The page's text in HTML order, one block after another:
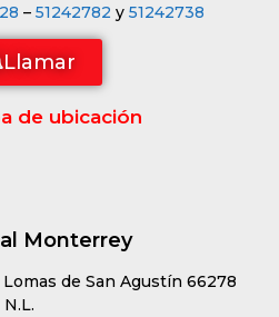
– 51242782 y 51242738
Llamar
de ubicación
Monterrey
de San Agustín 66278